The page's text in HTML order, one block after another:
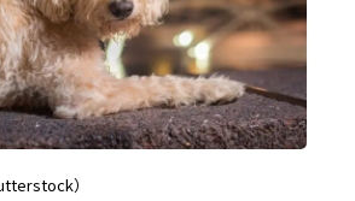
）